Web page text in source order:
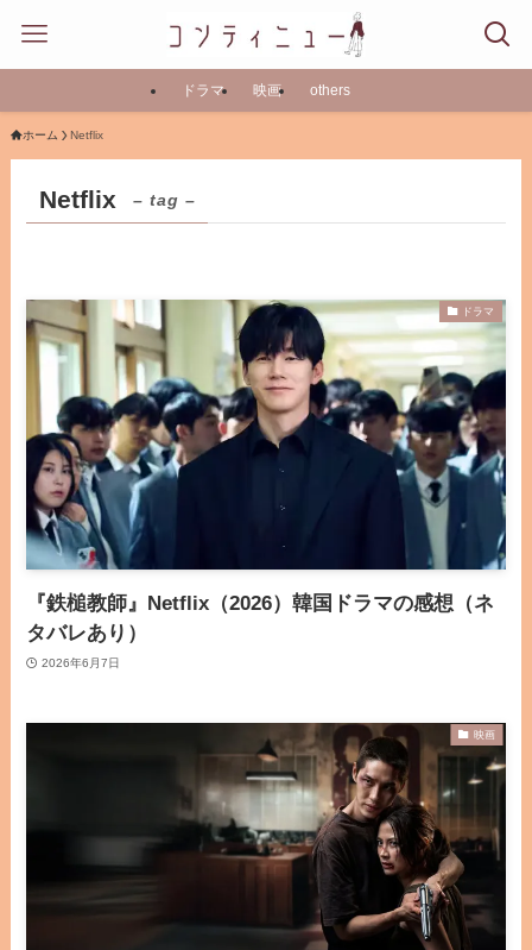
ドラマ 映画 others
ホーム Netflix
Netflix – tag –
ドラマ
『鉄槌教師』Netflix（2026）韓国ドラマの感想（ネ
タバレあり）
2026年6月7日
映画